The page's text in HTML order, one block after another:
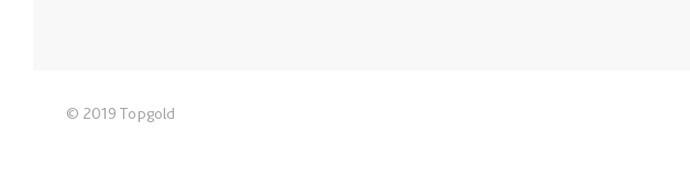
© 2019 Topgold